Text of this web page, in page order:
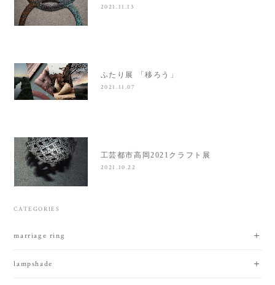
2021.11.13
ふたり展 「移ろう」
2021.11.07
工芸都市高岡2021クラフト展
2021.10.22
CATEGORIES
marriage ring
lampshade